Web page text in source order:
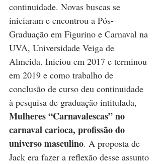
continuidade. Novas buscas se
iniciaram e encontrou a Pós-
Graduação em Figurino e Carnaval na
UVA, Universidade Veiga de
Almeida. Iniciou em 2017 e terminou
em 2019 e como trabalho de
conclusão de curso deu continuidade
à pesquisa de graduação intitulada,
Mulheres “Carnavalescas” no
carnaval carioca, profissão do
universo masculino. A proposta de
Jack era fazer a reflexão desse assunto